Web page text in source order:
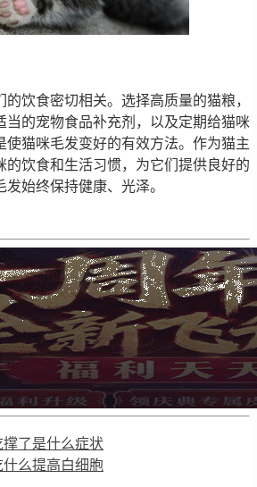
饮食密切相关。选择高质量的猫粮，
当的宠物食品补充剂，以及定期给猫咪
使猫咪毛发变好的有效方法。作为猫主
的饮食和生活习惯，为它们提供良好的
始终保持健康、光泽。
撑了是什么症状
什么提高白细胞